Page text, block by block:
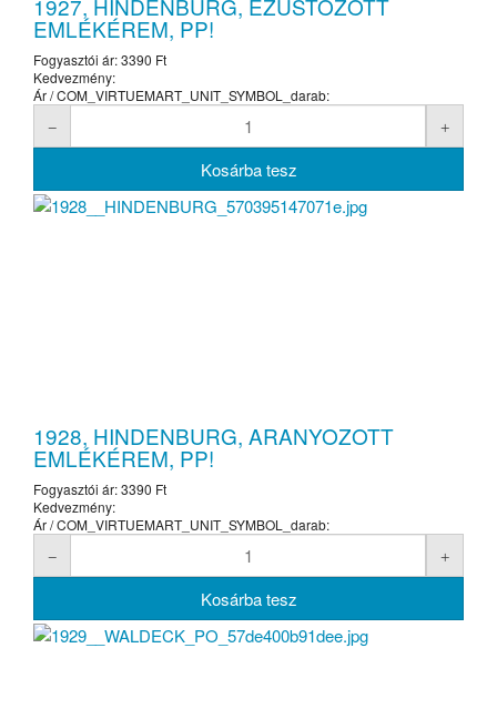
EMLÉKÉREM, PP!
Fogyasztói ár:3390 Ft
Kedvezmény:
Ár / COM_VIRTUEMART_UNIT_SYMBOL_darab:
1928, HINDENBURG, ARANYOZOTT
EMLÉKÉREM, PP!
Fogyasztói ár:3390 Ft
Kedvezmény:
Ár / COM_VIRTUEMART_UNIT_SYMBOL_darab: